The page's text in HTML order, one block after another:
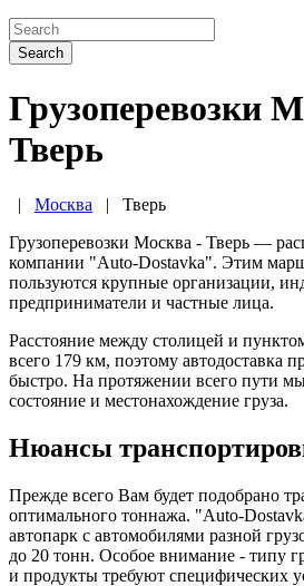
Search
Грузоперевозки
Тверь
| Москва | Тверь
Грузоперевозки Москва - Тверь —
компании "Auto-Dostavka". Этим
пользуются крупные организации,
предприниматели и частные лица.
Расстояние между столицей и
всего 179 км, поэтому автодоставка
быстро. На протяжении всего пути
состояние и местонахождение груза.
Нюансы
Прежде всего Вам будет подобрано
оптимального тоннажа. "Auto-
автопарк с автомобилями разной
до 20 тонн. Особое внимание - типу
и продукты требуют специфических